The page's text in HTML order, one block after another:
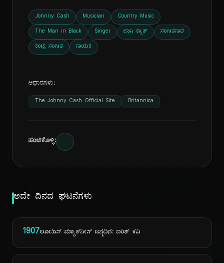
Johnny Cash Musician Country Music
The Man in Black Singer ಜಾನಿ ಕ್ಯಾಶ್ ಸಂಗೀತಗಾರ
ಕಂಟ್ರಿ ಸಂಗೀತ ಗಾಯಕ
ಆಧಾರಗಳು:
The Johnny Cash Official Site Britannica
ಹಂಚಿಕೊಳ್ಳಿ:
ಅದೇ ದಿನದ ಘಟನೆಗಳು
1907ಲೂಯಿಸ್ ಮ್ಯಾಕ್‌ನೀಸ್ ಜನ್ಮದಿನ: ಐರಿಶ್ ಕವಿ